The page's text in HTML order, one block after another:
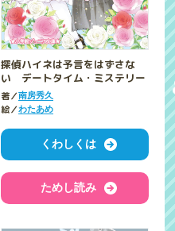
探偵ハイネは予言をはずさな
い デートタイム・ミステリー
著／南房秀久
絵／わたあめ
くわしくは
ためし読み